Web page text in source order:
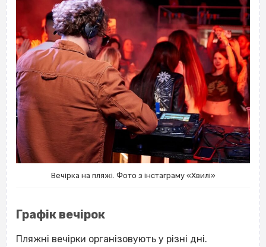
Вечірка на пляжі. Фото з інстаграму «Хвилі»
Графік вечірок
Пляжні вечірки організовують у різні дні.